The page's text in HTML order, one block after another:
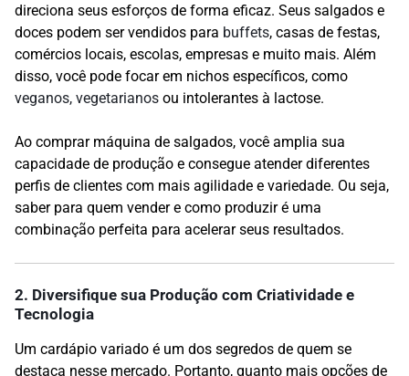
direciona seus esforços de forma eficaz. Seus salgados e
doces podem ser vendidos para buffets, casas de festas,
comércios locais, escolas, empresas e muito mais. Além
disso, você pode focar em nichos específicos, como
veganos, vegetarianos ou intolerantes à lactose.
Ao comprar máquina de salgados, você amplia sua
capacidade de produção e consegue atender diferentes
perfis de clientes com mais agilidade e variedade. Ou seja,
saber para quem vender e como produzir é uma
combinação perfeita para acelerar seus resultados.
2. Diversifique sua Produção com Criatividade e
Tecnologia
Um cardápio variado é um dos segredos de quem se
destaca nesse mercado. Portanto, quanto mais opções de